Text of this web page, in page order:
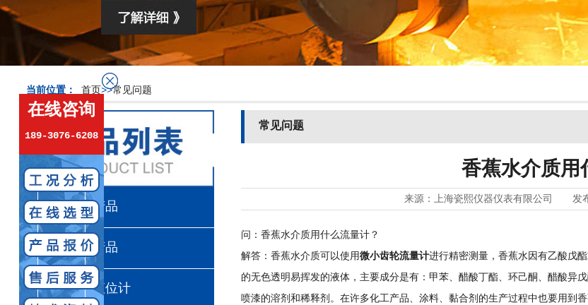
当前位置： 首页>>常见问题
计量泵产品
真空计产品
超声波液位计
常见问题
香蕉水介质用
来源： 上海瓷熙仪器仪表有限公司 发
问：香蕉水介质用什么流量计？
解答：香蕉水介质可以使用微小齿轮流量计进行精密测量，香蕉水因有乙酸戊
的无色透明易挥发的液体，主要成分是有：甲苯、醋酸丁酯、环己酮、醋酸
喷漆的溶剂和稀释剂。在许多化工产品、涂料、黏合剂的生产过程中也要用到
在线咨询
189-3076-6208